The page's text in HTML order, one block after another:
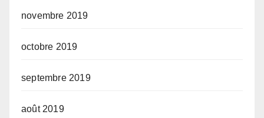
novembre 2019
octobre 2019
septembre 2019
août 2019